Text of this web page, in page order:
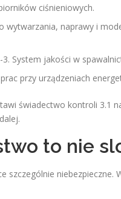
ciśnieniowych.
wytwarzania, naprawy i
3. System jakości w
przy urządzeniach
świadectwo kontroli 3.1
to nie
szczególnie